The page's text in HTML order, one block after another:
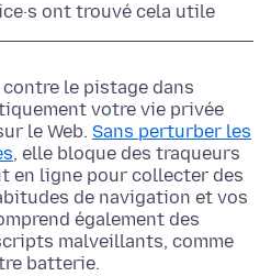
ont trouvé cela utile
le pistage dans
votre vie privée
le Web. Sans perturber les
, elle bloque des traqueurs
en ligne pour collecter des
de navigation et vos
également des
malveillants, comme
batterie.